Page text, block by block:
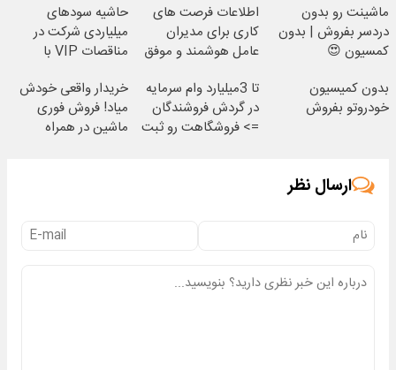
ماشینت رو بدون
دردسر بفروش | بدون
کمسیون 😍
اطلاعات فرصت های
کاری برای مدیران
عامل هوشمند و موفق
حاشیه سودهای
میلیاردی شرکت در
مناقصات VIP با
بدون کمیسیون
خودروتو بفروش
تا 3میلیارد وام سرمایه
در گردش فروشندگان
=> فروشگاهت رو ثبت
خریدار واقعی خودش
میاد! فروش فوری
ماشین در همراه
ارسال نظر